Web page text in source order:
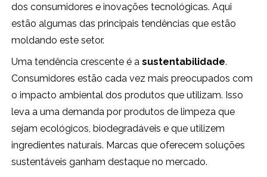
dos consumidores e inovações tecnológicas. Aqui
estão algumas das principais tendências que estão
moldando este setor.
Uma tendência crescente é asustentabilidade.
Consumidores estão cada vez mais preocupados com
o impacto ambiental dos produtos que utilizam. Isso
leva a uma demanda por produtos de limpeza que
sejam ecológicos, biodegradáveis e que utilizem
ingredientes naturais. Marcas que oferecem soluções
sustentáveis ganham destaque no mercado.